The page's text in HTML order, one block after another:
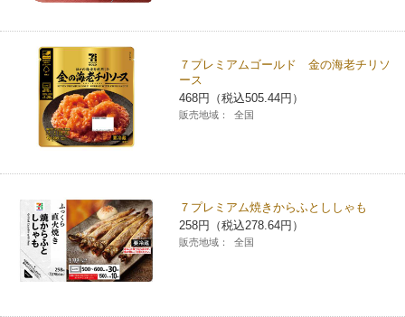
モバイルバッテリーシェアリング（店舗限定）
モバイルWi-Fiバッテリーシェアリング（店舗限定）
荷物預かりサービス「ecbocloakエクボクローク」（店舗限定）
ソフトバンクギフト
７プレミアムゴールド 金の海老チリソ
ース
468円（税込505.44円）
販売地域： 全国
７プレミアム焼きからふとししゃも
258円（税込278.64円）
販売地域： 全国